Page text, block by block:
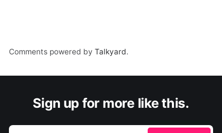
Comments powered by Talkyard.
Sign up for more like this.